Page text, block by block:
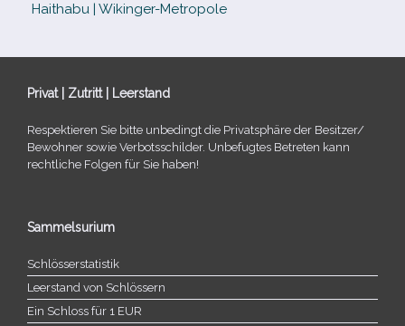
Haithabu | Wikinger-Metropole
Privat | Zutritt | Leerstand
Respektieren Sie bitte unbe­dingt die Privatsphäre der Besitzer/​
Bewohner sowie Verbotsschilder. Unbefugtes Betreten kann
recht­li­che Folgen für Sie haben!
Sammelsurium
Schlösserstatistik
Leerstand von Schlössern
Ein Schloss für 1 EUR